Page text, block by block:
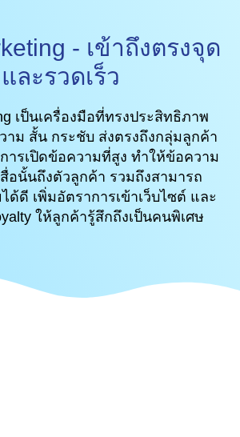
- เข้าถึงตรงจุด
และรวดเร็ว
เป็นเครื่องมือที่ทรงประสิทธิภาพ
าม สั้น กระชับ ส่งตรงถึงกลุ่มลูกค้า
รเปิดข้อความที่สูง ทำให้ข้อความ
อนั้นถึงตัวลูกค้า รวมถึงสามารถ
ด้ดี เพิ่มอัตราการเข้าเว็บไซต์ และ
ให้ลูกค้ารู้สึกถึงเป็นคนพิเศษ